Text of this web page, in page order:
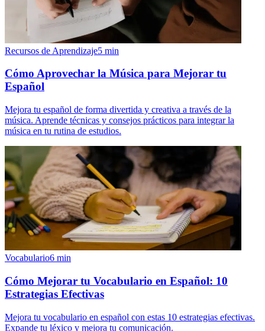
Recursos de Aprendizaje5 min
Cómo Aprovechar la Música para Mejorar tu
Español
Mejora tu español de forma divertida y creativa a través de la
música. Aprende técnicas y consejos prácticos para integrar la
música en tu rutina de estudios.
Vocabulario6 min
Cómo Mejorar tu Vocabulario en Español: 10
Estrategias Efectivas
Mejora tu vocabulario en español con estas 10 estrategias efectivas.
Expande tu léxico y mejora tu comunicación.